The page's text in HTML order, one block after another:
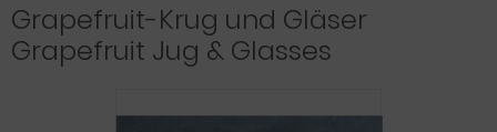
Grapefruit-Krug und Gläser
Grapefruit Jug & Glasses